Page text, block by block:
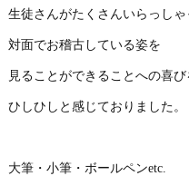
生徒さんがたくさんいらっしゃ
対面でお稽古している姿を
見ることができることへの喜び
ひしひしと感じておりました。
大筆・小筆・ボールペンetc.